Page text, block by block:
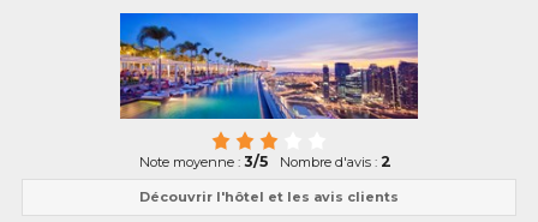
Note moyenne :3/5 Nombre d'avis : 2
Découvrir l'hôtel et les avis clients